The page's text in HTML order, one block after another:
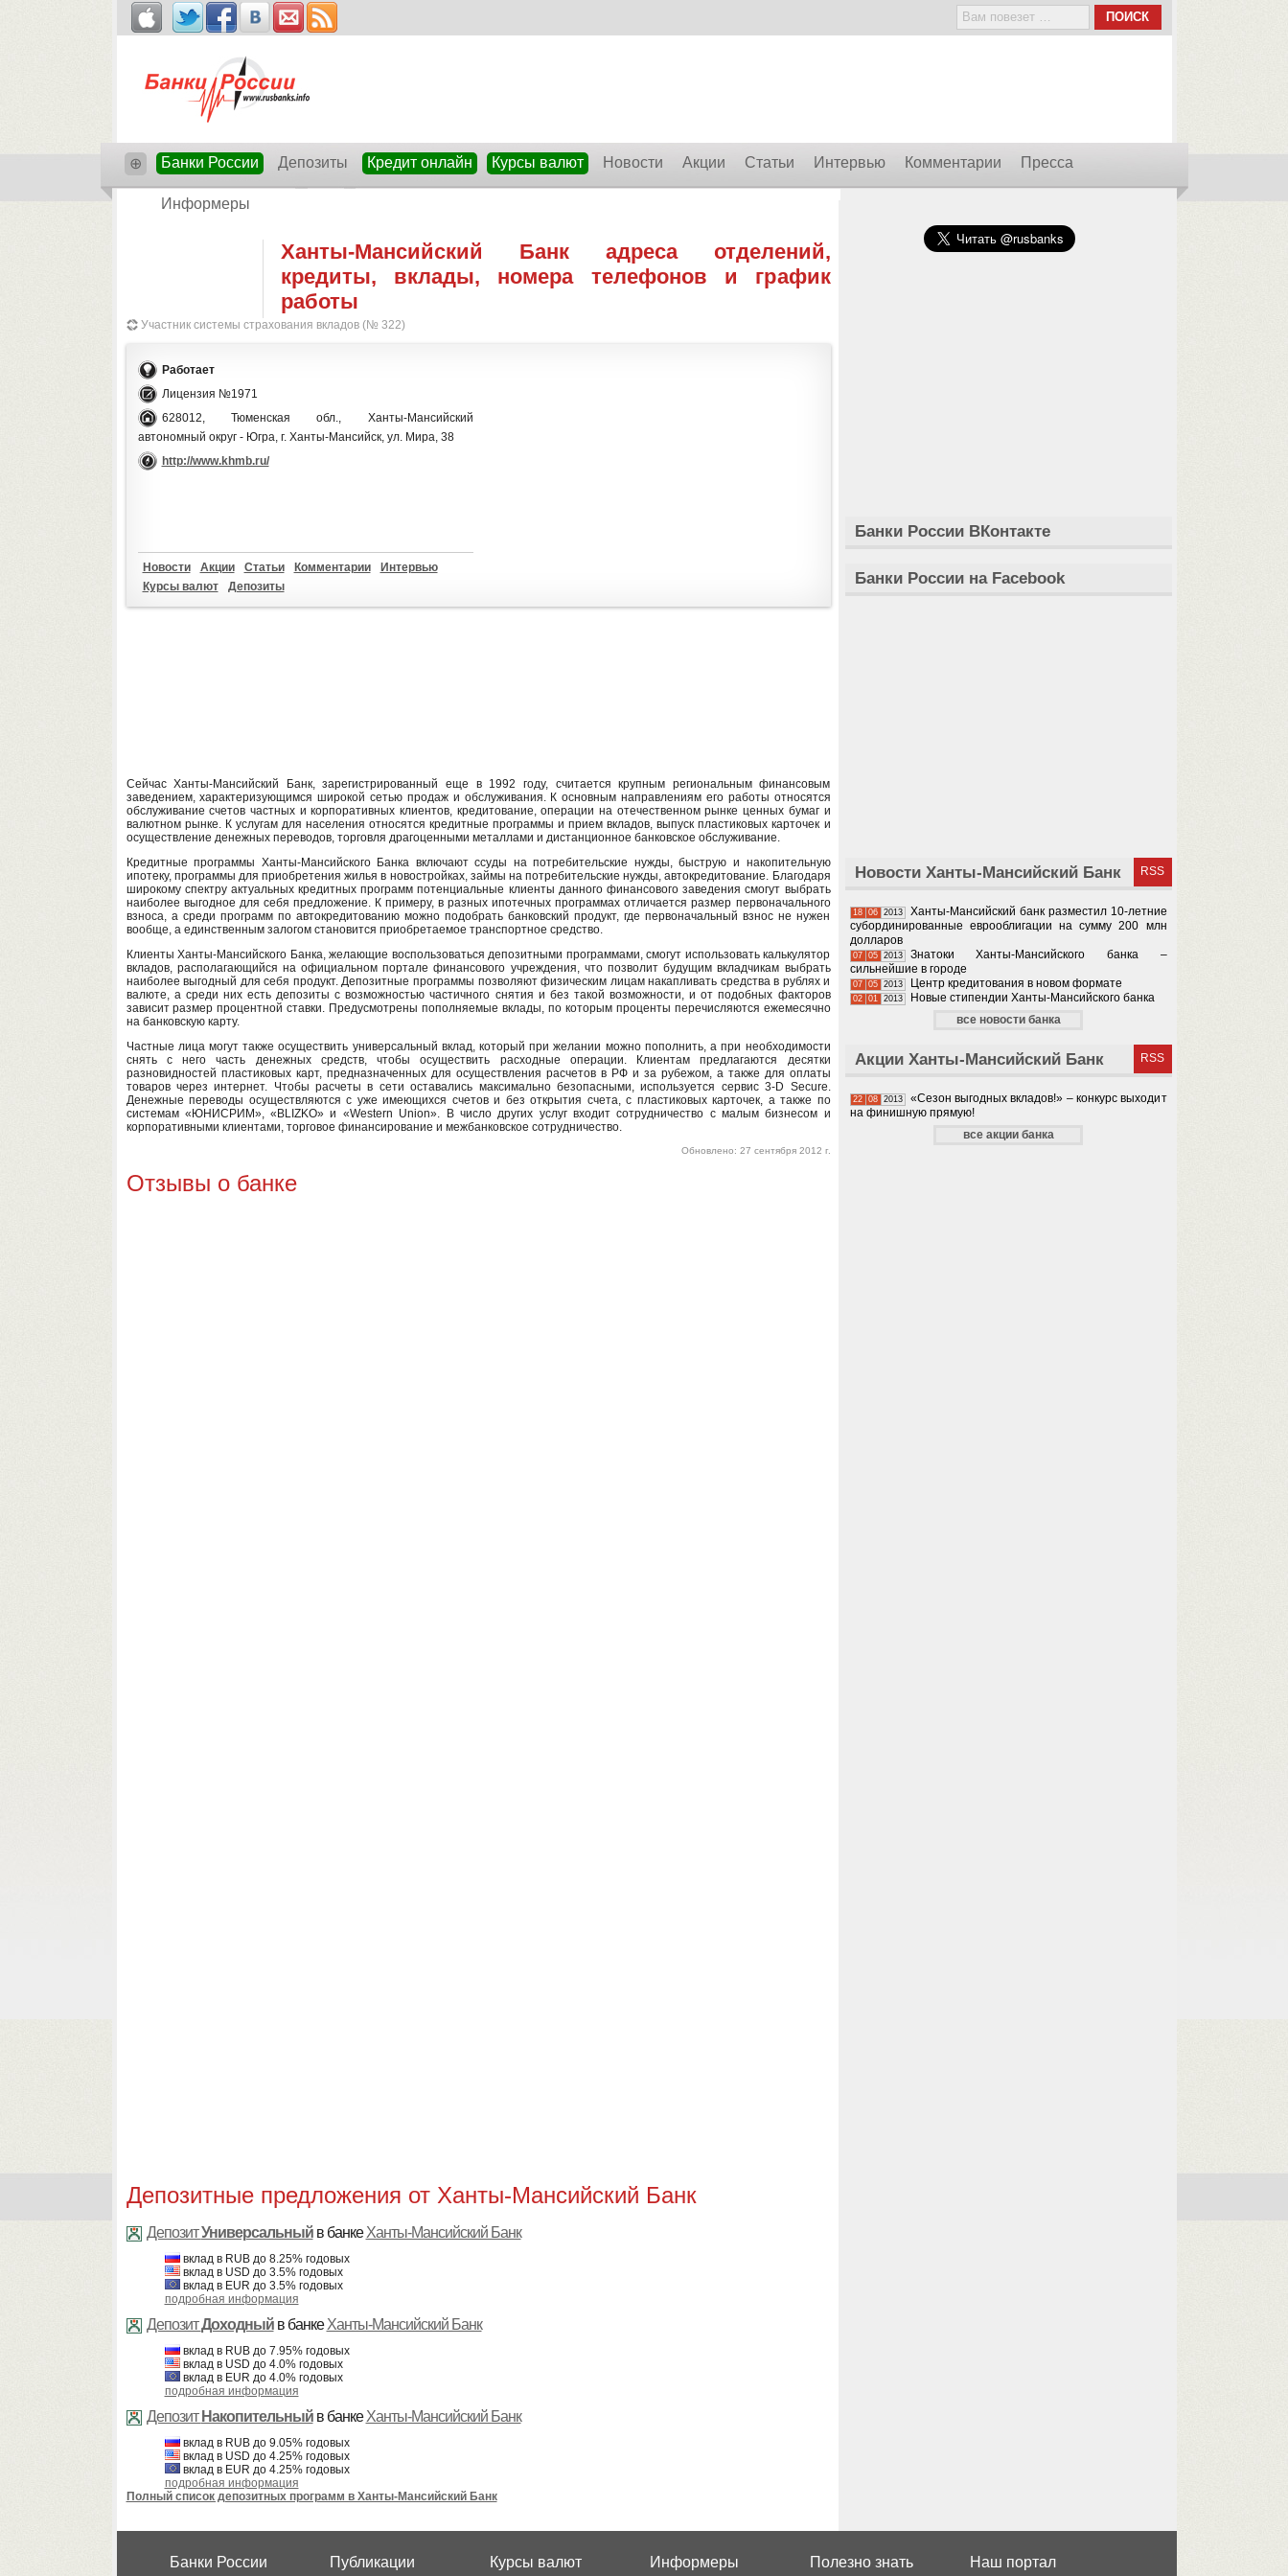
⊕ Банки России Депозиты Кредит онлайн Курсы валют Новости Акции Статьи Интервью Комментарии Пресса
Информеры
Ханты-Мансийский Банк адреса отделений,
кредиты, вклады, номера телефонов и график
работы
Участник системы страхования вкладов (№ 322)
Работает
Лицензия №1971
628012, Тюменская обл., Ханты-Мансийский
автономный округ - Югра, г. Ханты-Мансийск, ул. Мира, 38
http://www.khmb.ru/
Новости Акции Статьи Комментарии
Интервью
Курсы валют
Депозиты
Сейчас Ханты-Мансийский Банк, зарегистрированный еще в 1992 году, считается крупным региональным финансовым
заведением, характеризующимся широкой сетью продаж и обслуживания. К основным направлениям его работы относятся
обслуживание счетов частных и корпоративных клиентов, кредитование, операции на отечественном рынке ценных бумаг и
валютном рынке. К услугам для населения относятся кредитные программы и прием вкладов, выпуск пластиковых карточек и
осуществление денежных переводов, торговля драгоценными металлами и дистанционное банковское обслуживание.
Кредитные программы Ханты-Мансийского Банка включают ссуды на потребительские нужды, быструю и накопительную
ипотеку, программы для приобретения жилья в новостройках, займы на потребительские нужды, автокредитование. Благодаря
широкому спектру актуальных кредитных программ потенциальные клиенты данного финансового заведения смогут выбрать
наиболее выгодное для себя предложение. К примеру, в разных ипотечных программах отличается размер первоначального
взноса, а среди программ по автокредитованию можно подобрать банковский продукт, где первоначальный взнос не нужен
вообще, а единственным залогом становится приобретаемое транспортное средство.
Клиенты Ханты-Мансийского Банка, желающие воспользоваться депозитными программами, смогут использовать калькулятор
вкладов, располагающийся на официальном портале финансового учреждения, что позволит будущим вкладчикам выбрать
наиболее выгодный для себя продукт. Депозитные программы позволяют физическим лицам накапливать средства в рублях и
валюте, а среди них есть депозиты с возможностью частичного снятия и без такой возможности, и от подобных факторов
зависит размер процентной ставки. Предусмотрены пополняемые вклады, по которым проценты перечисляются ежемесячно
на банковскую карту.
Частные лица могут также осуществить универсальный вклад, который при желании можно пополнить, а при необходимости
снять с него часть денежных средств, чтобы осуществить расходные операции. Клиентам предлагаются десятки
разновидностей пластиковых карт, предназначенных для осуществления расчетов в РФ и за рубежом, а также для оплаты
товаров через интернет. Чтобы расчеты в сети оставались максимально безопасными, используется сервис 3-D Secure.
Денежные переводы осуществляются с уже имеющихся счетов и без открытия счета, с пластиковых карточек, а также по
системам «ЮНИСРИМ», «BLIZKO» и «Western Union». В число других услуг входит сотрудничество с малым бизнесом и
корпоративными клиентами, торговое финансирование и межбанковское сотрудничество.
Обновлено: 27 сентября 2012 г.
Отзывы о банке
Депозитные предложения от Ханты-Мансийский Банк
ДепозитУниверсальныйв банкеХанты-Мансийский Банк
вклад в RUB до 8.25% годовых
вклад в USD до 3.5% годовых
вклад в EUR до 3.5% годовых
подробная информация
ДепозитДоходныйв банкеХанты-Мансийский Банк
вклад в RUB до 7.95% годовых
вклад в USD до 4.0% годовых
вклад в EUR до 4.0% годовых
подробная информация
Депозит Накопительныйв банкеХанты-Мансийский Банк
вклад в RUB до 9.05% годовых
вклад в USD до 4.25% годовых
вклад в EUR до 4.25% годовых
подробная информация
Полный список депозитных программ в Ханты-Мансийский Банк
Банки России ВКонтакте
Банки России на Facebook
Новости Ханты-Мансийский Банк RSS
18 06 2013
Ханты-Мансийский банк разместил 10-летние
субординированные еврооблигации на сумму 200 млн
долларов
07 05 2013
Знатоки Ханты-Мансийского банка –
сильнейшие в городе
07 05 2013 Центр кредитования в новом формате
02 01 2013
Новые стипендии Ханты-Мансийского банка
все новости банка
Акции Ханты-Мансийский Банк RSS
22 08 2013
«Сезон выгодных вкладов!» – конкурс выходит
на финишную прямую!
все акции банка
Банки России Публикации Курсы валют Информеры Полезно знать Наш портал